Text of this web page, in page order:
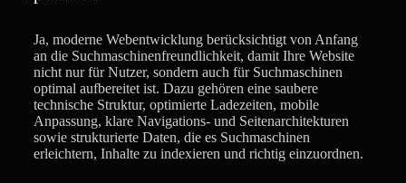
Ja, moderne Webentwicklung berücksichtigt von Anfang
an die Suchmaschinenfreundlichkeit, damit Ihre Website
nicht nur für Nutzer, sondern auch für Suchmaschinen
optimal aufbereitet ist. Dazu gehören eine saubere
technische Struktur, optimierte Ladezeiten, mobile
Anpassung, klare Navigations- und Seitenarchitekturen
sowie strukturierte Daten, die es Suchmaschinen
erleichtern, Inhalte zu indexieren und richtig einzuordnen.